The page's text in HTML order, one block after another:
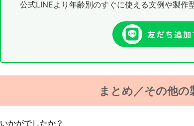
公式LINEより年齢別のすぐに使える文例や製作型
まとめ／その他の
いかがでしたか？